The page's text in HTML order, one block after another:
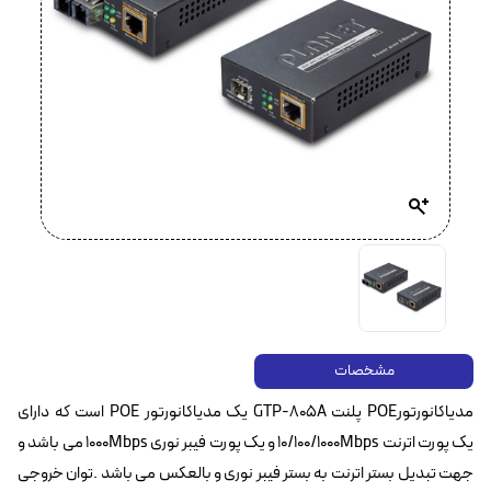
مشخصات
مدیاکانورتورPOE پلنت GTP-805A یک مدیاکانورتور POE است که دارای
یک پورت اترنت 10/100/1000Mbps و یک پورت فیبر نوری 1000Mbps می باشد و
جهت تبدیل بستر اترنت به بستر فیبر نوری و بالعکس می باشد .توان خروجی